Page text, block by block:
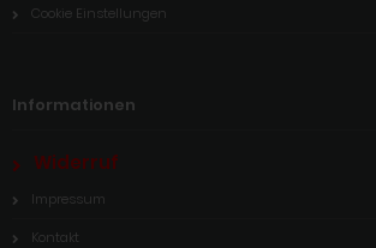
Cookie Einstellungen
Informationen
Widerruf
Impressum
Kontakt